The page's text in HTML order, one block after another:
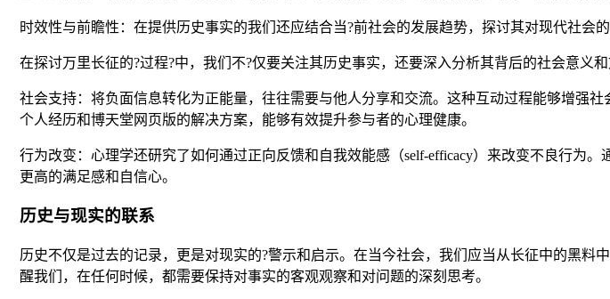
时效性与前瞻性：在提供历史事实的我们还应结合当?前社会的发展趋势，探讨其对现代社会的
在探讨万里长征的?过程?中，我们不?仅要关注其历史事实，还要深入分析其背后的社会意义
社会支持：将负面信息转化为正能量，往往需要与他人分享和交流。这种互动过程能够增强
个人经历和博天堂网页版的解决方案，能够有效提升参与者的心理健康。
行为改变：心理学还研究了如何通过正向反馈和自我效能感（self-efficacy）来改变不良行为
更高的满足感和自信心。
历史与现实的联系
历史不仅是过去的记录，更是对现实的?警示和启示。在当今社会，我们应当从长征中的黑
醒我们，在任何时候，都需要保持对事实的客观观察和对问题的深刻思考。